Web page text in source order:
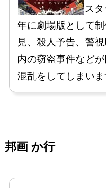
ス
年に劇場版として
見、殺人予告、警
内の窃盗事件など
混乱をしてしまいま
邦画 か行